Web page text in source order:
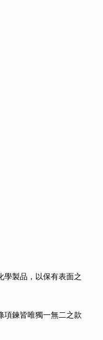
製品，以保有表面之
項鍊皆唯獨一無二之款